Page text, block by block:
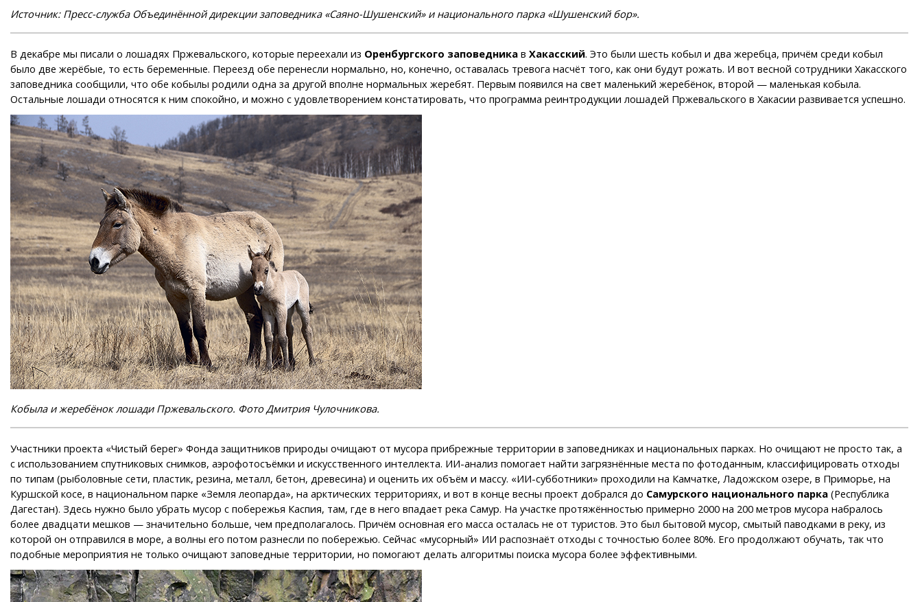
Источник: Пресс-служба Объединённой дирекции заповедника «Саяно-Шушенский» и национального парка «Шушенский бор».
В декабре мы писали о лошадях Пржевальского, которые переехали из Оренбургского заповедника в Хакасский. Это были шесть кобыл и два жеребца, причём среди кобыл
было две жерёбые, то есть беременные. Переезд обе перенесли нормально, но, конечно, оставалась тревога насчёт того, как они будут рожать. И вот весной сотрудники Хакасского
заповедника сообщили, что обе кобылы родили одна за другой вполне нормальных жеребят. Первым появился на свет маленький жеребёнок, второй — маленькая кобыла.
Остальные лошади относятся к ним спокойно, и можно с удовлетворением констатировать, что программа реинтродукции лошадей Пржевальского в Хакасии развивается успешно.
Кобыла и жеребёнок лошади Пржевальского. Фото Дмитрия Чулочникова.
Участники проекта «Чистый берег» Фонда защитников природы очищают от мусора прибрежные территории в заповедниках и национальных парках. Но очищают не просто так, а
с использованием спутниковых снимков, аэрофотосъёмки и искусственного интеллекта. ИИ-анализ помогает найти загрязнённые места по фотоданным, классифицировать отходы
по типам (рыболовные сети, пластик, резина, металл, бетон, древесина) и оценить их объём и массу. «ИИ-субботники» проходили на Камчатке, Ладожском озере, в Приморье, на
Куршской косе, в национальном парке «Земля леопарда», на арктических территориях, и вот в конце весны проект добрался до Самурского национального парка (Республика
Дагестан). Здесь нужно было убрать мусор с побережья Каспия, там, где в него впадает река Самур. На участке протяжённостью примерно 2000 на 200 метров мусора набралось
более двадцати мешков — значительно больше, чем предполагалось. Причём основная его масса осталась не от туристов. Это был бытовой мусор, смытый паводками в реку, из
которой он отправился в море, а волны его потом разнесли по побережью. Сейчас «мусорный» ИИ распознаёт отходы с точностью более 80%. Его продолжают обучать, так что
подобные мероприятия не только очищают заповедные территории, но помогают делать алгоритмы поиска мусора более эффективными.